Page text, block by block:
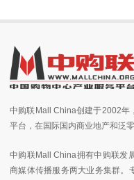
中购联Mall China创建于2002年
平台，在国际国内商业地产和泛
中购联Mall China拥有中购联发
商媒体传播服务两大业务集群。